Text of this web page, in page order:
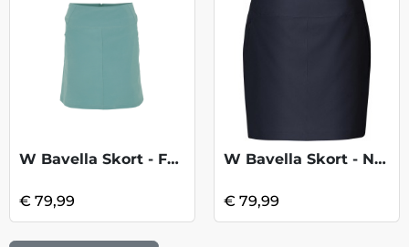
W Bavella Skort - Fango
€ 79,99
W Bavella Skort - Navy
€ 79,99